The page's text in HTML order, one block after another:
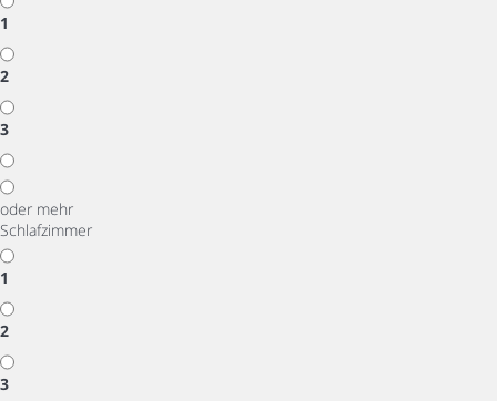
1
2
3
oder mehr
Schlafzimmer
1
2
3